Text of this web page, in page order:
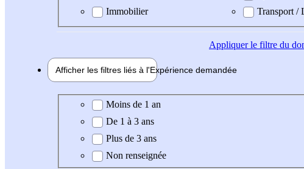
Immobilier
Transport /
Appliquerle filtre du
Afficher les filtres liés à l'Expérience demandée
Expérience demandée
Moins de 1 an
De 1 à 3 ans
Plus de 3 ans
Non renseignée